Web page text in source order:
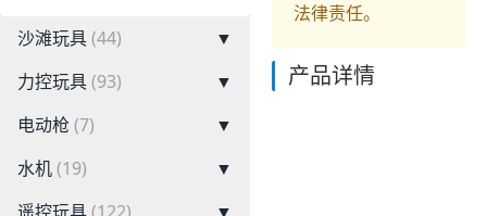
沙滩玩具(44)
▼
力控玩具(93)
▼
电动枪 (7)
▼
水机(19)
▼
法律责任。
产品详情